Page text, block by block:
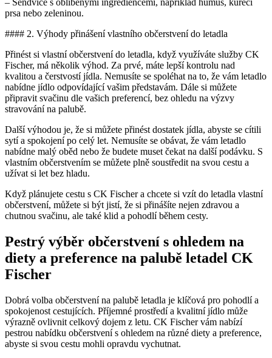
prsa nebo zeleninou.
#### 2. Výhody přinášení vlastního občerstvení do letadla
Přinést si vlastní občerstvení do letadla, když využíváte služby CK
Fischer, má několik výhod. Za prvé, máte lepší kontrolu nad
kvalitou a čerstvostí jídla. Nemusíte se spoléhat na to, že vám letadlo
nabídne jídlo odpovídající vašim představám. Dále si můžete
připravit svačinu dle vašich preferencí, bez ohledu na výzvy
stravování na palubě.
Další výhodou je, že si můžete přinést dostatek jídla, abyste se cítili
sytí a spokojení po celý let. Nemusíte se obávat, že vám letadlo
nabídne malý oběd nebo že budete muset čekat na další podávku. S
vlastním občerstvením se můžete plně soustředit na svou cestu a
užívat si let bez hladu.
Když plánujete cestu s CK Fischer a chcete si vzít do letadla vlastní
občerstvení, můžete si být jistí, že si přinášíte nejen zdravou a
chutnou svačinu, ale také klid a pohodlí během cesty.
Pestrý výběr občerstvení s ohledem na
diety a preference na palubě letadel CK
Fischer
Dobrá volba občerstvení na palubě letadla je klíčová pro pohodlí a
spokojenost cestujících. Příjemné prostředí a kvalitní jídlo může
výrazně ovlivnit celkový dojem z letu. CK Fischer vám nabízí
pestrou nabídku občerstvení s ohledem na různé diety a preference,
abyste si svou cestu mohli opravdu vychutnat.